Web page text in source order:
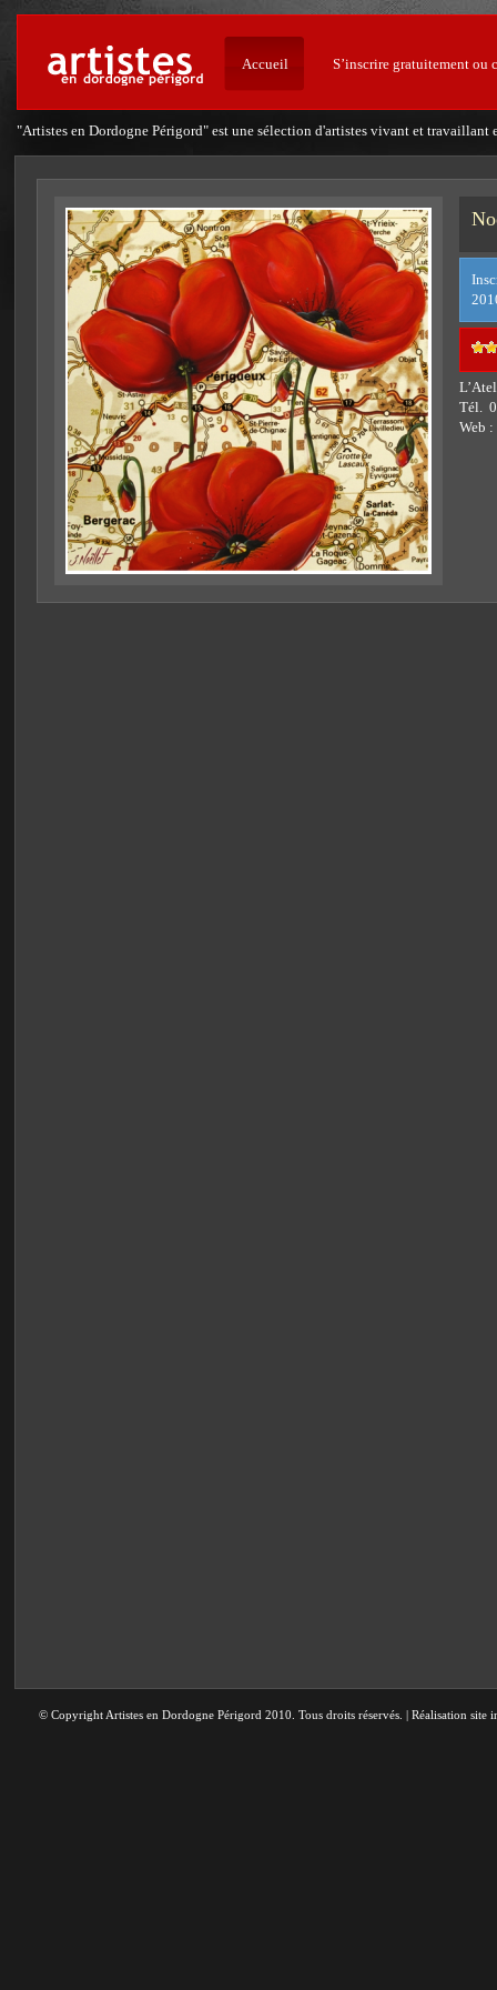
Accueil S’inscrire gratuitement ou
"Artistes en Dordogne Périgord" est une sélection d'artistes vivant et
Tél.
Web :
© Copyright Artistes en Dordogne Périgord 2010. Tous droits réservés. | Réalisation site